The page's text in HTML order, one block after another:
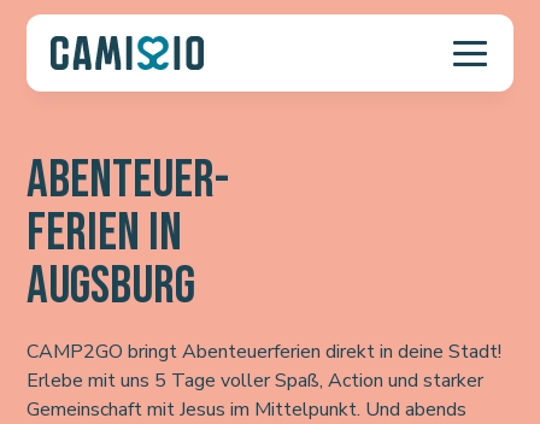
ABENTEUER-
FERIEN IN
AUGSBURG
CAMP2GO bringt Abenteuerferien direkt in deine Stadt!
Erlebe mit uns 5 Tage voller Spaß, Action und starker
Gemeinschaft mit Jesus im Mittelpunkt. Und abends